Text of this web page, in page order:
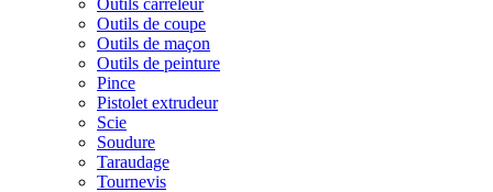
Outils carreleur
Outils de coupe
Outils de maçon
Outils de peinture
Pince
Pistolet extrudeur
Scie
Soudure
Taraudage
Tournevis